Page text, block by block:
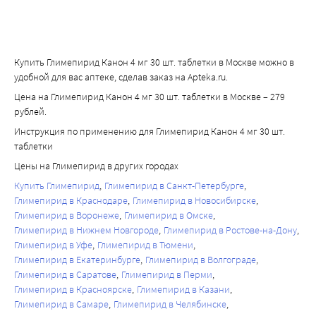
сообщалось о случаях тяжелой тромбоцитопении с
количеством тромбоцитов менее 10000/мкл
тромбоцитопенической пурпуре.
Нарушения со стороны иммунной системы
Редко - аллергические и псевдоаллергические реакции,
такие как зуд, крапивница, кожная сыпь.
Такие реакции почти всегда носят легкую форму, однако
могут перейти в тяжелые реакции с одышкой, резким
снижением артериального давления (АД), которые
иногда прогрессируют вплоть до анафилактического
шока. При появлении симптомов крапивницы следует
немедленно обратиться к врачу. Возможна перекрестная
аллергия с другими производными
сульфонилмочевины, сульфаниламидами или
подобными им веществами.
сульфонилмочевины, глимепирид оказывает
достоверно меньший эффект на сердечно-сосудистую
систему, что может объясняться специфической
природой его взаимодействия со связывающимся с ним
белком АТФ-чувствительных калиевых каналов.
У здоровых добровольцев минимальная эффективная
доза глимепирида составляет 0,6 мг. Эффект
глимепирида является дозозависимым и
воспроизводимым. Физиологическая реакция на
физическую нагрузку (снижение секреции инсулина) при
приеме глимепирида сохраняется.
Отсутствуют достоверные различия в эффекте в
зависимости от того, был принят препарат за 30 мин до
еды или непосредственно перед едой. У пациентов с
сахарным диабетом можно достигать достаточного
Купить Глимепирид Канон 4 мг 30 шт. таблетки в Москве можно в
удобной для вас аптеке, сделав заказ на Apteka.ru.
Цена на Глимепирид Канон 4 мг 30 шт. таблетки в Москве – 279
рублей.
Инструкция по применению для Глимепирид Канон 4 мг 30 шт.
таблетки
Цены на Глимепирид в других городах
Купить Глимепирид Глимепирид в Санкт-Петербурге
Глимепирид в Краснодаре Глимепирид в Новосибирске
Глимепирид в Воронеже Глимепирид в Омске
Глимепирид в Нижнем Новгороде Глимепирид в Ростове-на-Дону
Глимепирид в Уфе Глимепирид в Тюмени
Глимепирид в Екатеринбурге Глимепирид в Волгограде
Глимепирид в Саратове Глимепирид в Перми
Глимепирид в Красноярске Глимепирид в Казани
Глимепирид в Самаре Глимепирид в Челябинске